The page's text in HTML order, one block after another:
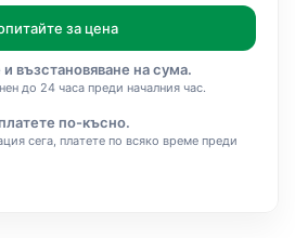
за цена
възстановяване на сума.
до 24 часа преди началния час.
по-късно.
сега, платете по всяко време преди